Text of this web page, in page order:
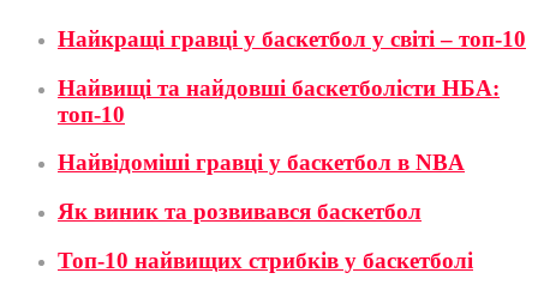
Найкращі гравці у баскетбол у світі – топ-10
Найвищі та найдовші баскетболісти НБА:
топ-10
Найвідоміші гравці у баскетбол в NBA
Як виник та розвивався баскетбол
Топ-10 найвищих стрибків у баскетболі